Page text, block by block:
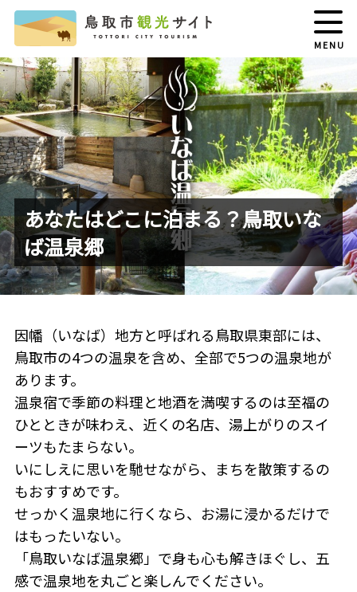
MENU
あなたはどこに泊まる？鳥取いな
ば温泉郷
因幡（いなば）地方と呼ばれる鳥取県東部には、
鳥取市の4つの温泉を含め、全部で5つの温泉地が
あります。
温泉宿で季節の料理と地酒を満喫するのは至福の
ひとときが味わえ、近くの名店、湯上がりのスイ
ーツもたまらない。
いにしえに思いを馳せながら、まちを散策するの
もおすすめです。
せっかく温泉地に行くなら、お湯に浸かるだけで
はもったいない。
「鳥取いなば温泉郷」で身も心も解きほぐし、五
感で温泉地を丸ごと楽しんでください。